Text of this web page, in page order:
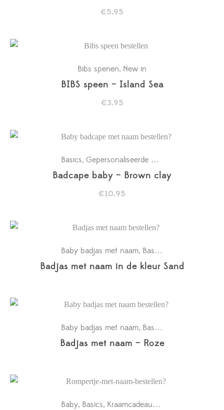
€5.95
Bibs spenen, New in
BIBS speen – Island Sea
€3.95
Basics, Gepersonaliseerde badcapes
Badcape baby – Brown clay
€10.95
Baby badjas met naam, Basics
Badjas met naam in de kleur Sand
Baby badjas met naam, Basics
Badjas met naam – Roze
Baby, Basics, Kraamcadeaus ,